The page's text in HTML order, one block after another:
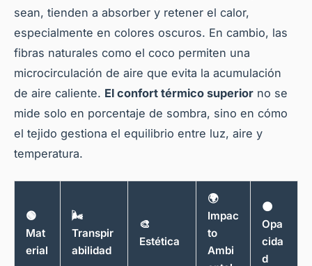
sean, tienden a absorber y retener el calor,
especialmente en colores oscuros. En cambio, las
fibras naturales como el coco permiten una
microcirculación de aire que evita la acumulación
de aire caliente. El confort térmico superior no se
mide solo en porcentaje de sombra, sino en cómo
el tejido gestiona el equilibrio entre luz, aire y
temperatura.
🟢
Mat
erial
🌬️
Transpir
abilidad
🎨
Estética
🌍
Impac
to
Ambi
🌑
Opa
cida
d